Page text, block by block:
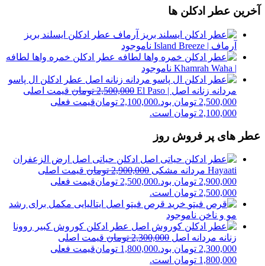
آخرین عطر ادکلن ها
عطر ادکلن ایسلند بریز
آرماف | Island Breeze
ناموجود
عطر ادکلن خمره واها لطافه
| Khamrah Waha
ناموجود
عطر ادکلن ال پاسو
مردانه زنانه اصل | El Paso
2,500,000 تومان قیمت اصلی
2,500,000 تومان بود.
2,100,000 تومانقیمت فعلی
2,100,000 تومان است.
عطر های پر فروش روز
ادکلن حیاتی اصل ارض الزعفران
Hayaati مردانه مشکی
2,900,000 تومان قیمت اصلی
2,900,000 تومان بود.
2,500,000 تومانقیمت فعلی
2,500,000 تومان است.
خرید قرص فیتو اصل ایتالیایی مکمل برای رشد
مو و ناخن ناموجود
عطر ادکلن کوروش کبیر روونا
زنانه مردانه اصل 2,300,000 تومان قیمت اصلی
2,300,000 تومان بود.
1,800,000 تومانقیمت فعلی
1,800,000 تومان است.